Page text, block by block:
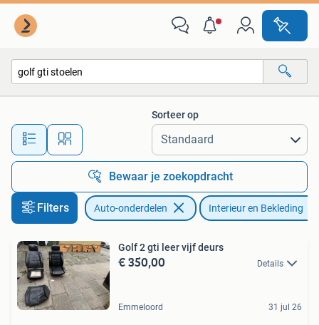
Alle afstanden…
Sorteer op
Bewaar je zoekopdracht
Filters Auto-onderdelen Interieur en Bekleding
Golf 2 gti leer vijf deurs
€ 350,00 Details
Emmeloord 31 jul 26